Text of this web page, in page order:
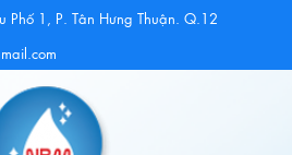
1, P. Tân Hưng Thuận. Q.12